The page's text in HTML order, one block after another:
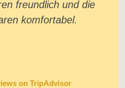
freundlich und die
komfortabel.
on TripAdvisor